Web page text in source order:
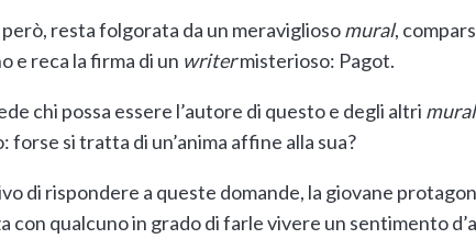
resta folgorata da un meravigliosomural,
e reca la firma di un writermisterioso: Pagot.
chi possa essere l’autore di questo e degli altri
forse si tratta di un’anima affine alla sua?
di rispondere a queste domande, la giovane
con qualcuno in grado di farle vivere un sentimento